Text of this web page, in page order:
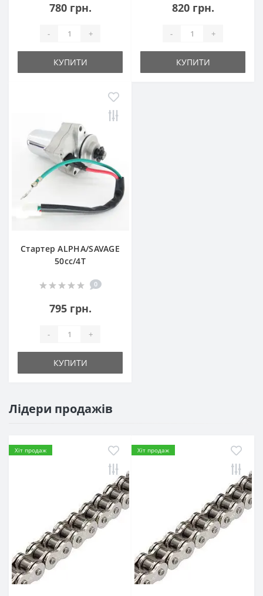
780 грн.
- +
КУПИТИ
820 грн.
- +
КУПИТИ
Стартер ALPHA/SAVAGE
50сс/4T
0
795 грн.
- +
КУПИТИ
Лідери продажів
Хіт продаж Хіт продаж